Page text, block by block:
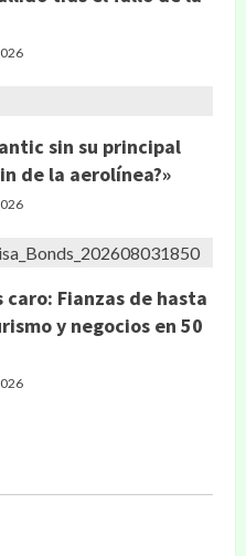
sin su principal
de la aerolínea?»
caro: Fianzas de hasta
y negocios en 50